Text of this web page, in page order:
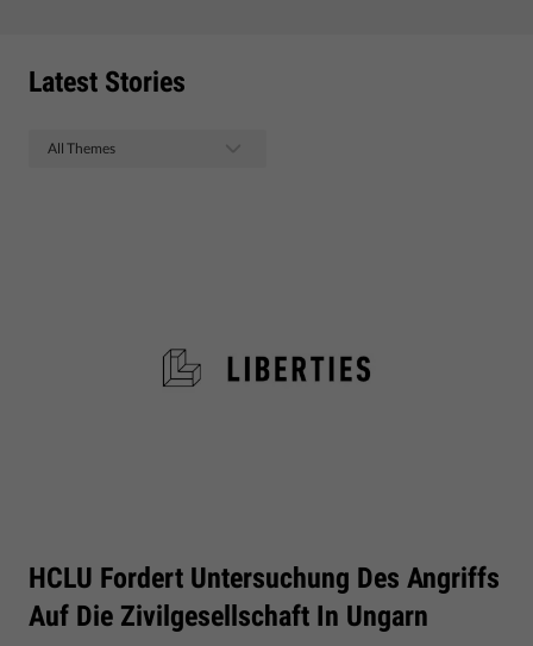
Latest Stories
HCLU Fordert Untersuchung Des Angriffs
Auf Die Zivilgesellschaft In Ungarn